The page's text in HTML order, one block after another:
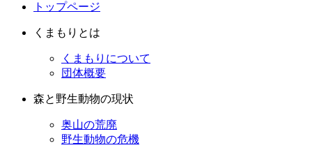
トップページ
くまもりとは
くまもりについて
団体概要
森と野生動物の現状
奥山の荒廃
野生動物の危機